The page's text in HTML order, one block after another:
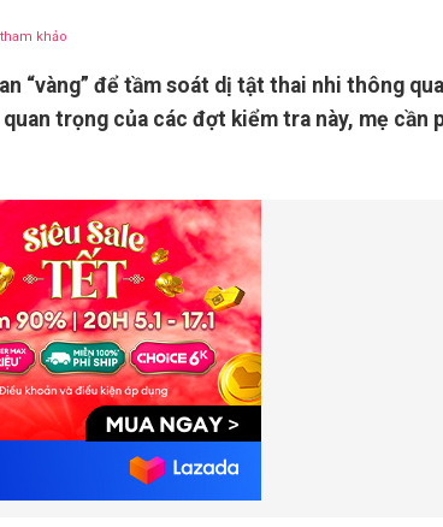
khảo
“vàng” để tầm soát dị tật thai nhi thông
trọng của các đợt kiểm tra này, mẹ cần